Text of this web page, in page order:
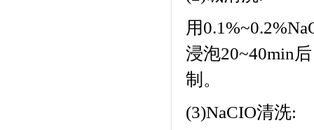
用
浸泡20~40min
制。
(3)NaCIO清洗: